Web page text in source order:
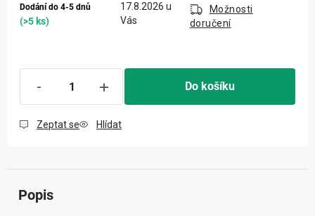
Dodání do 4-5 dnů
(>5 ks)
17.8.2026
Možnosti
doručení
Do košíku
Zeptat se Hlídat
Popis